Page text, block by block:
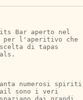
Bar aperto nel
per l'aperitivo che
di tapas
numerosi spiriti
sono i veri